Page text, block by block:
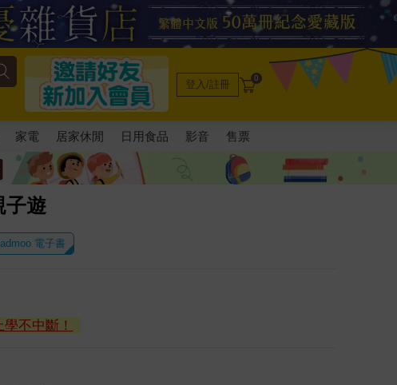
登入/註冊 0
家電 居家休閒 日用食品 影音 售票
子遊
電子書
不中斷！